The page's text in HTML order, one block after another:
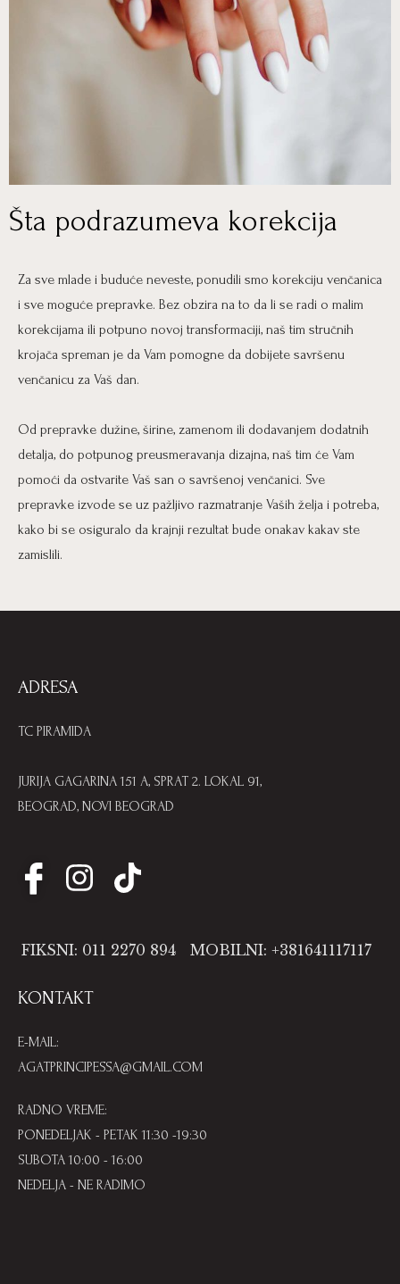
Šta podrazumeva korekcija
Za sve mlade i buduće neveste, ponudili smo korekciju venčanica
i sve moguće prepravke. Bez obzira na to da li se radi o malim
korekcijama ili potpuno novoj transformaciji, naš tim stručnih
krojača spreman je da Vam pomogne da dobijete savršenu
venčanicu za Vaš dan.
Od prepravke dužine, širine, zamenom ili dodavanjem dodatnih
detalja, do potpunog preusmeravanja dizajna, naš tim će Vam
pomoći da ostvarite Vaš san o savršenoj venčanici. Sve
prepravke izvode se uz pažljivo razmatranje Vaših želja i potreba,
kako bi se osiguralo da krajnji rezultat bude onakav kakav ste
zamislili.
ADRESA
TC PIRAMIDA
JURIJA GAGARINA 151 A, SPRAT 2. LOKAL 91,
BEOGRAD, NOVI BEOGRAD
KONTAKT
FIKSNI: 011 2270 894 MOBILNI: +381641117117
E-MAIL:
AGATPRINCIPESSA@GMAIL.COM
RADNO VREME:
PONEDELJAK - PETAK 11:30 -19:30
SUBOTA 10:00 - 16:00
NEDELJA - NE RADIMO